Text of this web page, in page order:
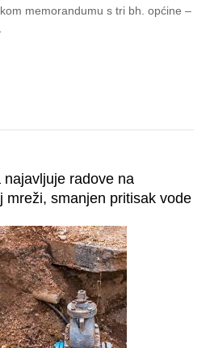
memorandumu s tri bh. općine –
najavljuje radove na
mreži, smanjen pritisak vode